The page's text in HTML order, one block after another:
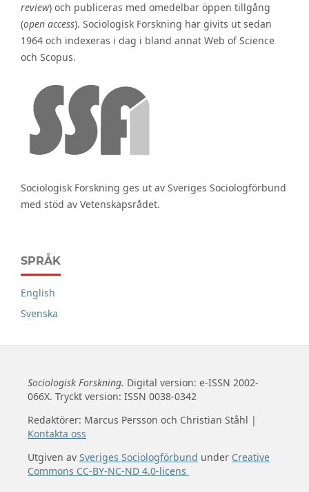
review) och publiceras med omedelbar öppen tillgång
(open access). Sociologisk Forskning har givits ut sedan
1964 och indexeras i dag i bland annat Web of Science
och Scopus.
Sociologisk Forskning ges ut av Sveriges Sociologförbund
med stöd av Vetenskapsrådet.
SPRÅK
English
Svenska
Sociologisk Forskning. Digital version: e-ISSN 2002-
066X. Tryckt version: ISSN 0038-0342
Redaktörer: Marcus Persson och Christian Ståhl |
Kontakta oss
Utgiven av Sveriges Sociologförbund under Creative
Commons CC-BY-NC-ND 4.0-licens